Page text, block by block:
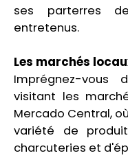
ses parterres
entretenus.
Les marchés
Imprégnez-vous
visitant les
Mercado Central,
variété de
charcuteries et